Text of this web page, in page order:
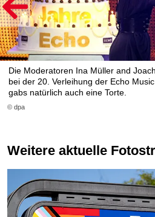
© dpa
Die Moderatoren Ina Müller and
bei der 20. Verleihung der Echo
gabs natürlich auch eine Torte.
Weitere aktuelle